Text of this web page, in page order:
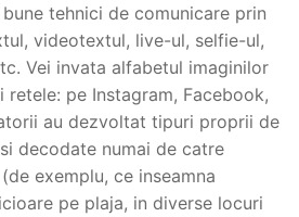
tehnici de comunicare prin
videotextul, live-ul, selfie-ul,
Vei invata alfabetul imaginilor
retele: pe Instagram, Facebook,
au dezvoltat tipuri proprii de
decodate numai de catre
exemplu, ce inseamna
pe plaja, in diverse locuri